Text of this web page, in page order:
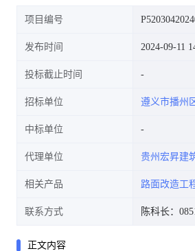
项目编号
发布时间 2024-09-11
投标截止时间
招标单位 遵义市播州
中标单位
代理单位 贵州宏昇建
相关产品 路面改造工
联系方式 陈科长：
正文内容